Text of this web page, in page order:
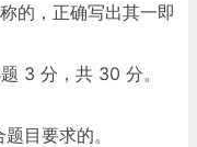
的，正确写出其一即
3 分，共 30 分。
目要求的。